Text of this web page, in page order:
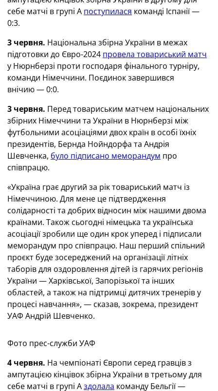
себе матчі в групі А поступилася команді Іспанії —
0:3.
3 червня. Національна збірна України в межах
підготовки до Євро-2024 провела товариський матч
у Нюрнберзі проти господаря фінального турніру,
команди Німеччини. Поєдинок завершився
внічию — 0:0.
3 червня. Перед товариським матчем національних
збірних Німеччини та України в Нюрнберзі між
футбольними асоціаціями двох країн в особі їхніх
президентів, Бернда Нойндорфа та Андрія
Шевченка, було підписано меморандум про
співпрацю.
«Україна грає другий за рік товариський матч із
Німеччиною. Для мене це підтвердження
солідарності та добрих відносин між нашими двома
країнами. Також сьогодні німецька та українська
асоціації зробили ще один крок уперед і підписали
меморандум про співпрацю. Наш перший спільний
проєкт буде зосереджений на організації літніх
таборів для оздоровлення дітей із гарячих регіонів
України — Харківської, Запорізької та інших
областей, а також на підтримці дитячих тренерів у
процесі навчання», — сказав, зокрема, президент
УАФ Андрій Шевченко.
Фото прес-служби УАФ
4 червня. На чемпіонаті Європи серед гравців з
ампутацією кінцівок збірна України в третьому для
себе матчі в групі Аздолала команду Бельгії —